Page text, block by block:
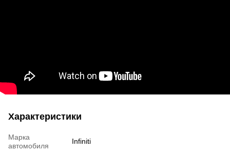
Характеристики
Марка
автомобиля
Infiniti